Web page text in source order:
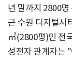
년 말까지 2800명
근 수원 디지털시
㎡(2800평)인 전
성전자 관계자는